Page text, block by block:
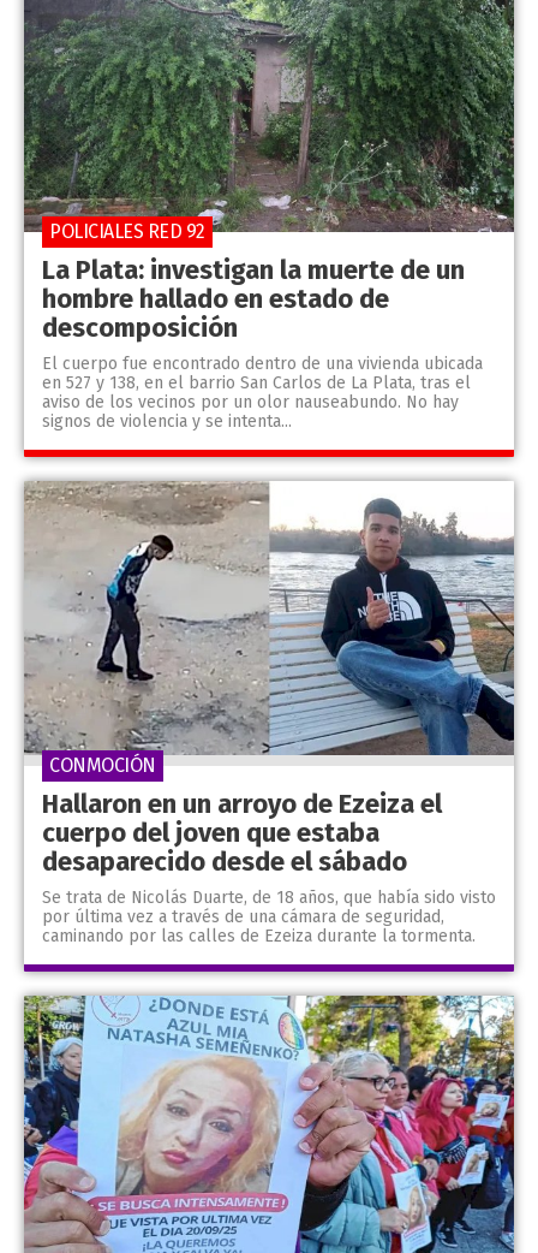
La Plata: investigan la muerte de un
hombre hallado en estado de
descomposición
El cuerpo fue encontrado dentro de una vivienda ubicada
en 527 y 138, en el barrio San Carlos de La Plata, tras el
aviso de los vecinos por un olor nauseabundo. No hay
signos de violencia y se intenta...
POLICIALES RED 92
Hallaron en un arroyo de Ezeiza el
cuerpo del joven que estaba
desaparecido desde el sábado
Se trata de Nicolás Duarte, de 18 años, que había sido visto
por última vez a través de una cámara de seguridad,
caminando por las calles de Ezeiza durante la tormenta.
CONMOCIÓN